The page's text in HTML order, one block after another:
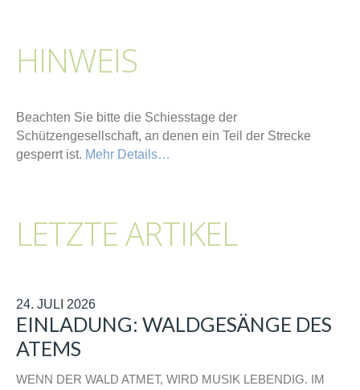
HINWEIS
Beachten Sie bitte die Schiesstage der
Schützengesellschaft, an denen ein Teil der Strecke
gesperrt ist. Mehr Details…
LETZTE ARTIKEL
24. JULI 2026
EINLADUNG: WALDGESÄNGE DES
ATEMS
WENN DER WALD ATMET, WIRD MUSIK LEBENDIG. IM